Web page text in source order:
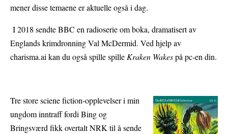
mener disse temaene er aktuelle også i dag.
I 2018 sendte BBC en radioserie om boka, dramatisert av
Englands krimdronning Val McDermid. Ved hjelp av
charisma.ai kan du også spille spilleKraken Wakespå pc-en din.
Tre store sciene fiction-opplevelser i min
ungdom inntraff fordi Bing og
Bringsværd fikk overtalt NRK til å sende